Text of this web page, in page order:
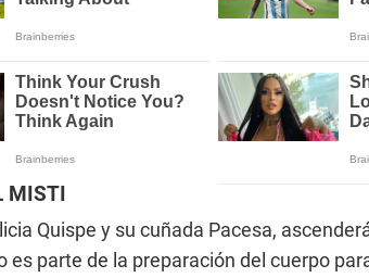
MISTI
Quispe y su cuñada Pacesa,
es parte de la preparación del cuerpo